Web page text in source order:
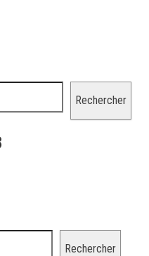
Rechercher
Rechercher